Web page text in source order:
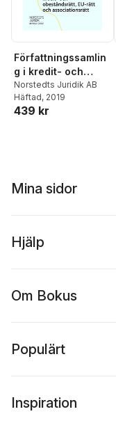
Författningssamlin
g i kredit- och
obeståndsrätt, EU-
rätt och
associationsrätt :
Norstedts Juridik AB
Häftad, 2019
439 kr
Mina sidor
Hjälp
Om Bokus
Populärt
Inspiration